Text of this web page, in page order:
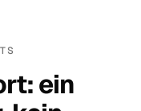
ein